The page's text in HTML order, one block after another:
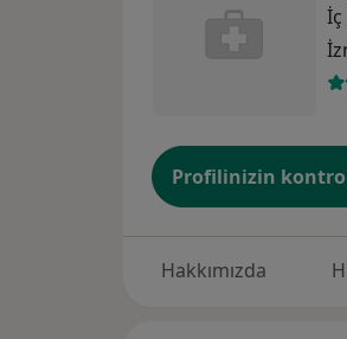
İç
Profilinizin
Hakkımızda